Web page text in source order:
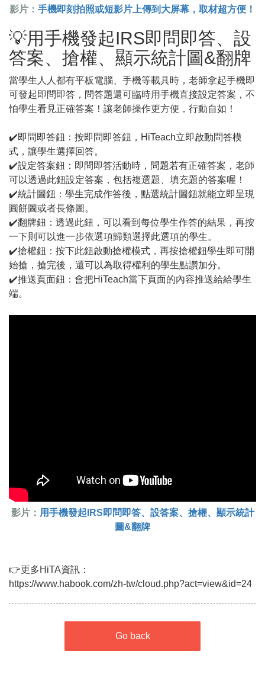
影片： 手機即刻拍照或短影片上傳到大屏幕，取材超方便！
💡用手機發起IRS即問即答、設
答案、搶權、顯示統計圖&翻牌
當學生人人都有平板電腦、手機等載具時，老師拿起手機即
可發起即問即答，問答題還可臨時用手機直接設定答案，不
怕學生看見正確答案！讓老師操作更方便，行動自如！
✔️即問即答鈕：按即問即答鈕，HiTeach立即啟動問答模
式，讓學生選擇回答。
✔️設定答案鈕：即問即答活動時，問題若有正確答案，老師
可以透過此鈕設定答案，包括複選題、填充題的答案喔！
✔️統計圖鈕：學生完成作答後，點選統計圖鈕就能立即呈現
圓餅圖或者長條圖。
✔️翻牌鈕：透過此鈕，可以看到每位學生作答的結果，再按
一下則可以進一步依選項歸類選擇此選項的學生。
✔️搶權鈕：按下此鈕啟動搶權模式，再按搶權鈕學生即可開
始搶，搶完後，還可以為取得權利的學生點讚加分。
✔️推送頁面鈕：會把HiTeach當下頁面的內容推送給給學生
端。
影片： 用手機發起IRS即問即答、設答案、搶權、顯示統計
圖&翻牌
👉更多HiTA資訊：
https://www.habook.com/zh-tw/cloud.php?act=view&id=24
Go back